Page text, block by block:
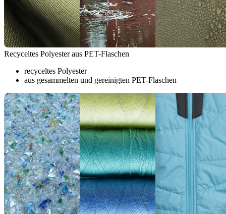
Recyceltes Polyester aus PET-Flaschen
recyceltes Polyester
aus gesammelten und gereinigten PET-Flaschen